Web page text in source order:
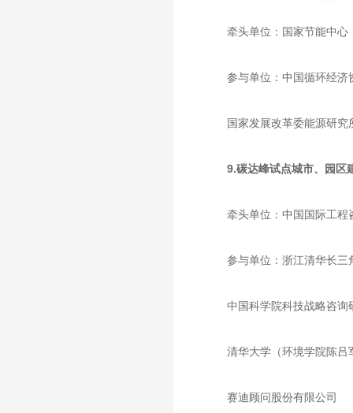
牵头单位：国家节能中心
参与单位：中国循环经济
国家发展改革委能源研究
9.碳达峰试点城市、园区
牵头单位：中国国际工程
参与单位：浙江清华长三
中国科学院科技战略咨询
清华大学（环境学院陈吕
赛迪顾问股份有限公司